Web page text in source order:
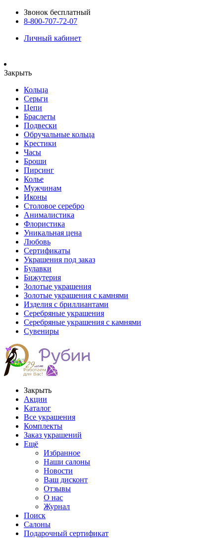
Звонок бесплатный
8-800-707-72-07
Личный кабинет
Закрыть
Кольца
Серьги
Цепи
Браслеты
Подвески
Обручальные кольца
Крестики
Часы
Броши
Пирсинг
Колье
Мужчинам
Иконы
Столовое серебро
Анималистика
Флористика
Уникальная цена
Любовь
Сертификаты
Украшения под заказ
Булавки
Бижутерия
Золотые украшения
Золотые украшения с камнями
Изделия с бриллиантами
Серебряные украшения
Серебряные украшения с камнями
Сувениры
Закрыть
Акции
Каталог
Все украшения
Комплекты
Заказ украшений
Ещё
Избранное
Наши салоны
Новости
Ваш дисконт
Отзывы
О нас
Журнал
Поиск
Салоны
Подарочный сертификат